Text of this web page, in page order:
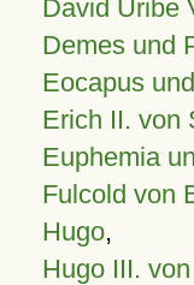
David Uribe
Demes und
Eocapus
Erich II. von
Euphemia
Fulcold von
Hugo,
Hugo III.